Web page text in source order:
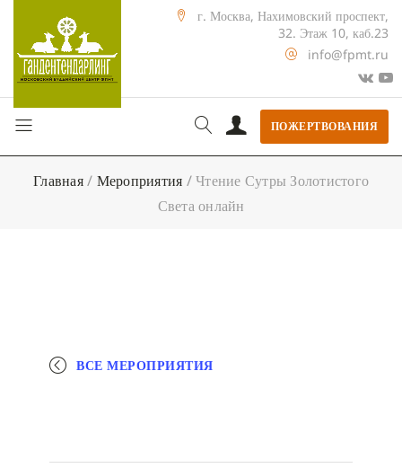
г. Москва, Нахимовский проспект,
32. Этаж 10, каб.23
info@fpmt.ru
ПОЖЕРТВОВАНИЯ
Главная/ Мероприятия /Чтение Сутры Золотистого
Света онлайн
ВСЕ МЕРОПРИЯТИЯ